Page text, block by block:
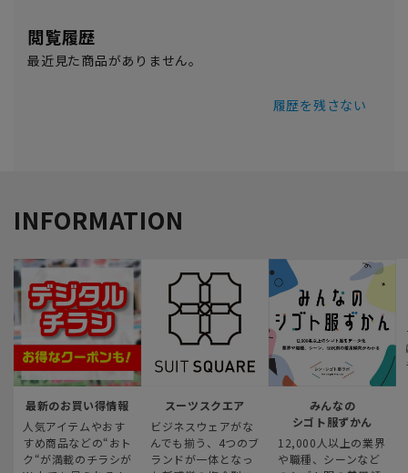
閲覧履歴
最近見た商品がありません。
履歴を残さない
INFORMATION
最新のお買い得情報
人気アイテムやおす
すめ商品などの“おト
ク“が満載のチラシが
スーツスクエア
ビジネスウェアがな
んでも揃う、4つのブ
ランドが一体となっ
みんなの
シゴト服ずかん
12,000人以上の業界
や職種、シーンなど